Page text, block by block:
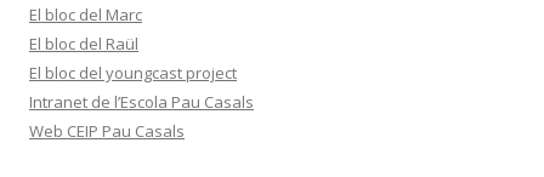
El bloc del Marc
El bloc del Raül
El bloc del youngcast project
Intranet de l’Escola Pau Casals
Web CEIP Pau Casals